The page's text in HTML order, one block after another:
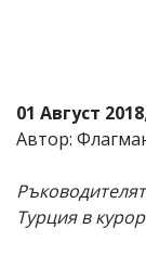
01 Август 2018
Автор:
Турция в